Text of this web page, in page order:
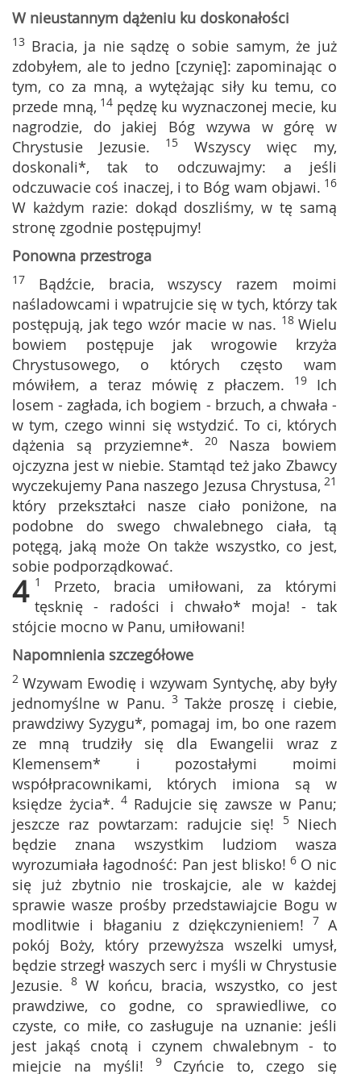
W nieustannym dążeniu ku doskonałości
13 Bracia, ja nie sądzę o sobie samym, że już
zdobyłem, ale to jedno [czynię]: zapominając o
tym, co za mną, a wytężając siły ku temu, co
przede mną, 14 pędzę ku wyznaczonej mecie, ku
nagrodzie, do jakiej Bóg wzywa w górę w
Chrystusie Jezusie. 15 Wszyscy więc my,
doskonali*, tak to odczuwajmy: a jeśli
odczuwacie coś inaczej, i to Bóg wam objawi. 16
W każdym razie: dokąd doszliśmy, w tę samą
stronę zgodnie postępujmy!
Ponowna przestroga
17 Bądźcie, bracia, wszyscy razem moimi
naśladowcami i wpatrujcie się w tych, którzy tak
postępują, jak tego wzór macie w nas. 18 Wielu
bowiem postępuje jak wrogowie krzyża
Chrystusowego, o których często wam
mówiłem, a teraz mówię z płaczem. 19 Ich
losem - zagłada, ich bogiem - brzuch, a chwała -
w tym, czego winni się wstydzić. To ci, których
dążenia są przyziemne*. 20 Nasza bowiem
ojczyzna jest w niebie. Stamtąd też jako Zbawcy
wyczekujemy Pana naszego Jezusa Chrystusa, 21
który przekształci nasze ciało poniżone, na
podobne do swego chwalebnego ciała, tą
potęgą, jaką może On także wszystko, co jest,
sobie podporządkować.
4 1 Przeto, bracia umiłowani, za którymi
tęsknię - radości i chwało* moja! - tak
stójcie mocno w Panu, umiłowani!
Napomnienia szczegółowe
2 Wzywam Ewodię i wzywam Syntychę, aby były
jednomyślne w Panu. 3Także proszę i ciebie,
prawdziwy Syzygu*, pomagaj im, bo one razem
ze mną trudziły się dla Ewangelii wraz z
Klemensem* i pozostałymi moimi
współpracownikami, których imiona są w
księdze życia*. 4 Radujcie się zawsze w Panu;
jeszcze raz powtarzam: radujcie się! 5 Niech
będzie znana wszystkim ludziom wasza
wyrozumiała łagodność: Pan jest blisko! 6 O nic
się już zbytnio nie troskajcie, ale w każdej
sprawie wasze prośby przedstawiajcie Bogu w
modlitwie i błaganiu z dziękczynieniem! 7 A
pokój Boży, który przewyższa wszelki umysł,
będzie strzegł waszych serc i myśli w Chrystusie
Jezusie. 8 W końcu, bracia, wszystko, co jest
prawdziwe, co godne, co sprawiedliwe, co
czyste, co miłe, co zasługuje na uznanie: jeśli
jest jakąś cnotą i czynem chwalebnym - to
miejcie na myśli! 9 Czyńcie to, czego się